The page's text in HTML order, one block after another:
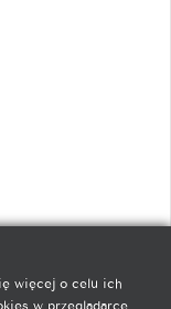
więcej o celu ich
w przeglądarce.